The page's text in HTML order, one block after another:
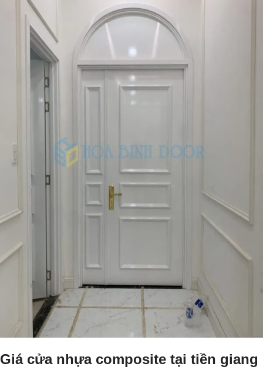
Giá cửa nhựa composite tại tiền giang